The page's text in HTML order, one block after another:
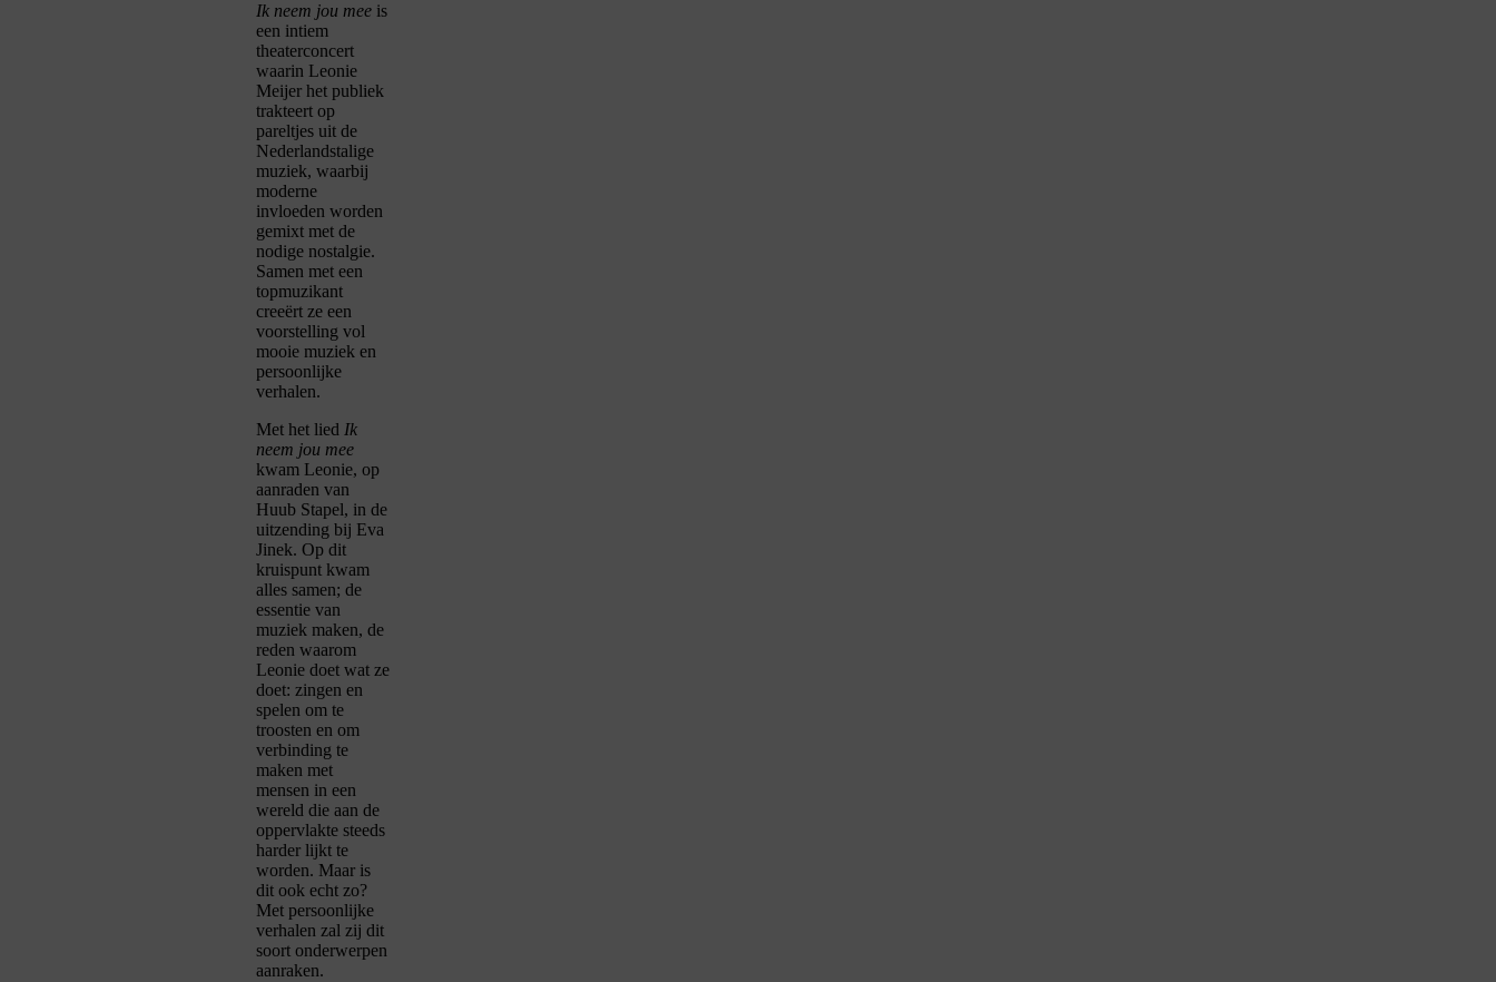
Ik neem jou mee is
een intiem
theaterconcert
waarin Leonie
Meijer het publiek
trakteert op
pareltjes uit de
Nederlandstalige
muziek, waarbij
moderne
invloeden worden
gemixt met de
nodige nostalgie.
Samen met een
topmuzikant
creeërt ze een
voorstelling vol
mooie muziek en
persoonlijke
verhalen.
Met het lied Ik
neem jou mee
kwam Leonie, op
aanraden van
Huub Stapel, in de
uitzending bij Eva
Jinek. Op dit
kruispunt kwam
alles samen; de
essentie van
muziek maken, de
reden waarom
Leonie doet wat ze
doet: zingen en
spelen om te
troosten en om
verbinding te
maken met
mensen in een
wereld die aan de
oppervlakte steeds
harder lijkt te
worden. Maar is
dit ook echt zo?
Met persoonlijke
verhalen zal zij dit
soort onderwerpen
aanraken.